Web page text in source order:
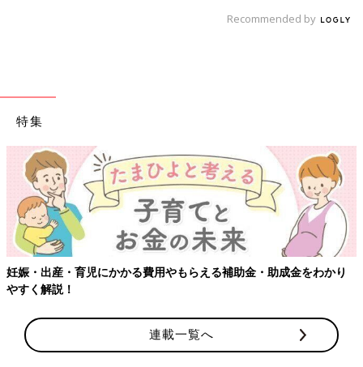
Recommended by
特集
【ワクチン接種できるものも】妊婦の感染症対策、知っておいて！
連載一覧へ